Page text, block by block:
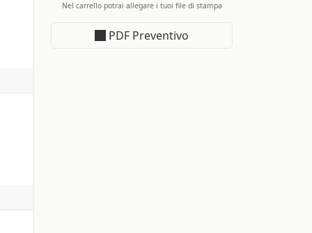
PDF Preventivo